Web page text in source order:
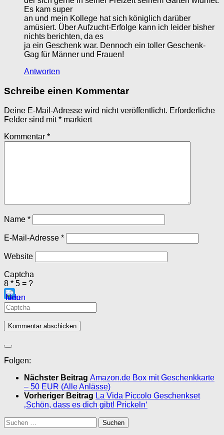
Es kam super
an und mein Kollege hat sich königlich darüber
amüsiert. Über Aufzucht-Erfolge kann ich leider bisher
nichts berichten, da es
ja ein Geschenk war. Dennoch ein toller Geschenk-
Gag für Männer und Frauen!
Antworten
Schreibe einen Kommentar
Deine E-Mail-Adresse wird nicht veröffentlicht. Erforderliche
Felder sind mit* markiert
Kommentar *
Name *
E-Mail-Adresse *
Website
Captcha
8 * 5 = ?
gib
im
angezeigten
ein,
bestätigen,
dass
du
Folgen:
Nächster Beitrag Amazon.de Box mit Geschenkkarte
– 50 EUR (Alle Anlässe)
Vorheriger Beitrag La Vida Piccolo Geschenkset
‚Schön, dass es dich gibt! Prickeln‘
Suchen
nach: